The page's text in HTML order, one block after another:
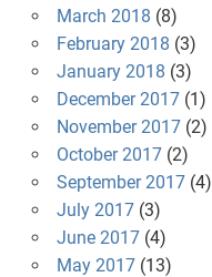
March 2018 (8)
February 2018 (3)
January 2018 (3)
December 2017(1)
November 2017(2)
October 2017(2)
September 2017(4)
July 2017(3)
June 2017(4)
May 2017(13)